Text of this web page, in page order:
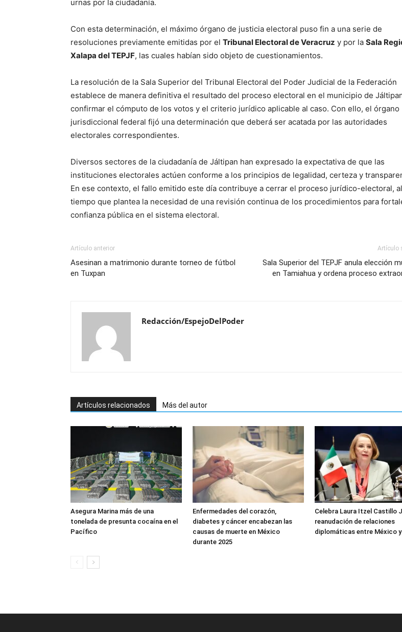
urnas por la ciudadanía.
Con esta determinación, el máximo órgano de justicia electoral puso fin a una serie de
resoluciones previamente emitidas por el Tribunal Electoral de Veracruz y por la Sala
Xalapa del TEPJF, las cuales habían sido objeto de cuestionamientos.
La resolución de la Sala Superior del Tribunal Electoral del Poder Judicial de la Federación
establece de manera definitiva el resultado del proceso electoral en el municipio de
confirmar el cómputo de los votos y el criterio jurídico aplicable al caso. Con ello, el órgano
jurisdiccional federal fijó una determinación que deberá ser acatada por las autoridades
electorales correspondientes.
Diversos sectores de la ciudadanía de Jáltipan han expresado la expectativa de que las
instituciones electorales actúen conforme a los principios de legalidad, certeza y
En ese contexto, el fallo emitido este día contribuye a cerrar el proceso jurídico-electoral, al
tiempo que plantea la necesidad de una revisión continua de los procedimientos para
confianza pública en el sistema electoral.
Artículo anterior
Asesinan a matrimonio durante torneo de fútbol
en Tuxpan
Artículo
Sala Superior del TEPJF anula elección
en Tamiahua y ordena proceso
Redacción/EspejoDelPoder
Artículos relacionados Más del autor
Asegura Marina más de una
tonelada de presunta cocaína en el
Pacífico
Enfermedades del corazón,
diabetes y cáncer encabezan las
causas de muerte en México
durante 2025
Celebra Laura Itzel Castillo
reanudación de relaciones
diplomáticas entre México